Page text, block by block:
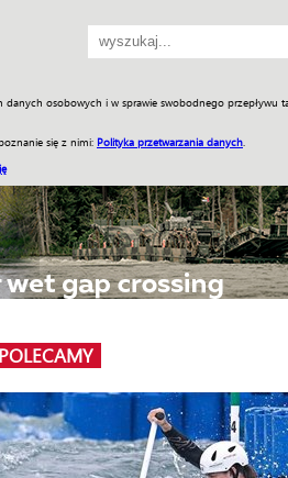
danych osobowych i w sprawie swobodnego przepływu
się z nimi: Polityka przetwarzania danych
Jednodniówki Praca w WIW
POLECAMY